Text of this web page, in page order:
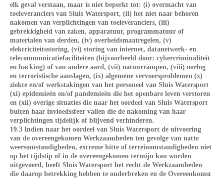
elk geval verstaan, maar is niet beperkt tot: (i) overmacht van
toeleveranciers van Sluis Watersport, (ii) het niet naar behoren
nakomen van verplichtingen van toeleveranciers, (iii)
gebrekkigheid van zaken, apparatuur, programmatuur of
materialen van derden, (iv) overheidsmaatregelen, (v)
elektriciteitsstoring, (vi) storing van internet, datanetwerk- en
telecommunicatiefaciliteiten (bijvoorbeeld door: cybercriminaliteit
en hacking) of van andere aard, (vii) natuurrampen, (viii) oorlog
en terroristische aanslagen, (ix) algemene vervoersproblemen (x)
ziekte en/of werkstakingen van het personeel van Sluis Watersport
(xi) epidemieën en/of pandemieën die het openbare leven verstoren
en (xii) overige situaties die naar het oordeel van Sluis Watersport
buiten haar invloedssfeer vallen die de nakoming van haar
verplichtingen tijdelijk of blijvend verhinderen.
19.3 Indien naar het oordeel van Sluis Watersport de uitvoering
van de overeengekomen Werkzaamheden ten gevolge van natte
weersomstandigheden, extreme hitte of terreinomstandigheden niet
op het tijdstip of in de overeengekomen termijn kan worden
uitgevoerd, heeft Sluis Watersport het recht de Werkzaamheden
die daarop betrekking hebben te onderbreken en de Overeenkomst